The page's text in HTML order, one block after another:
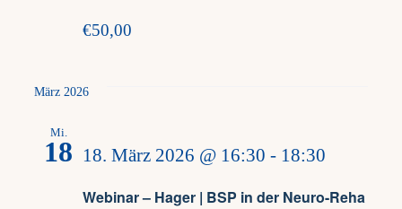
€50,00
März 2026
Mi.
18
Webinar – Hager | BSP in der Neuro-Reha
18. März 2026 @ 16:30 - 18:30